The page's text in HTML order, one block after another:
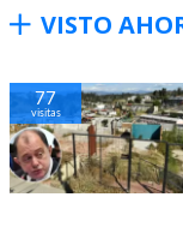
VISTO
77
visitas